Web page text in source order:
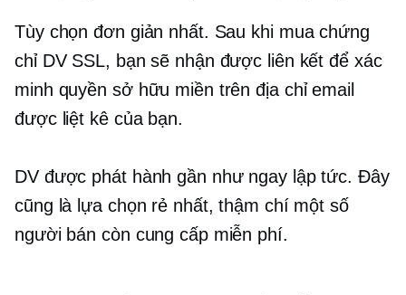
Tùy chọn đơn giản nhất. Sau khi mua chứng
chỉ DV SSL, bạn sẽ nhận được liên kết để xác
minh quyền sở hữu miền trên địa chỉ email
được liệt kê của bạn.
DV được phát hành gần như ngay lập tức. Đây
cũng là lựa chọn rẻ nhất, thậm chí một số
người bán còn cung cấp miễn phí.